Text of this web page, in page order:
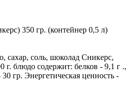
350 гр. (контейнер 0,5 л)
сахар, соль, шоколад Сникерс,
г. блюдо содержит: белков - 9,1 г .,
гр. Энергетическая ценность -